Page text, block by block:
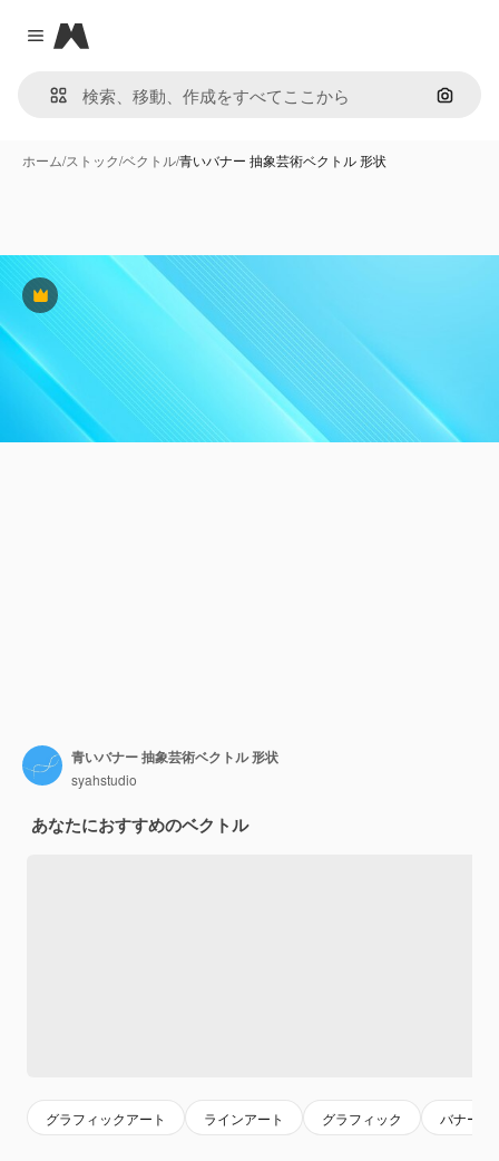
Close menu
Magnific
画像で
ホーム/ストック/ベクトル/青いバナー 抽象芸術ベクトル 形状
Premium
青いバナー 抽象芸術ベクトル 形状
syahstudio
あなたにおすすめのベクトル
グラフィックアート ラインアート グラフィック バナー背